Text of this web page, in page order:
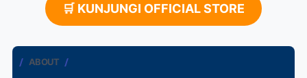
🛒 KUNJUNGI OFFICIAL STORE
ABOUT